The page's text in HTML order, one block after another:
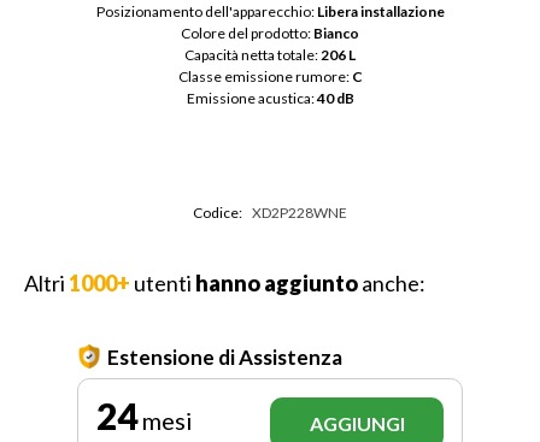
Posizionamento dell'apparecchio: Libera installazione
Colore del prodotto: Bianco
Capacità netta totale: 206 L
Classe emissione rumore: C
Emissione acustica: 40 dB
Codice: XD2P228WNE
Altri 1000+ utenti hanno aggiuntoanche:
Estensione di Assistenza
24mesi
AGGIUNGI